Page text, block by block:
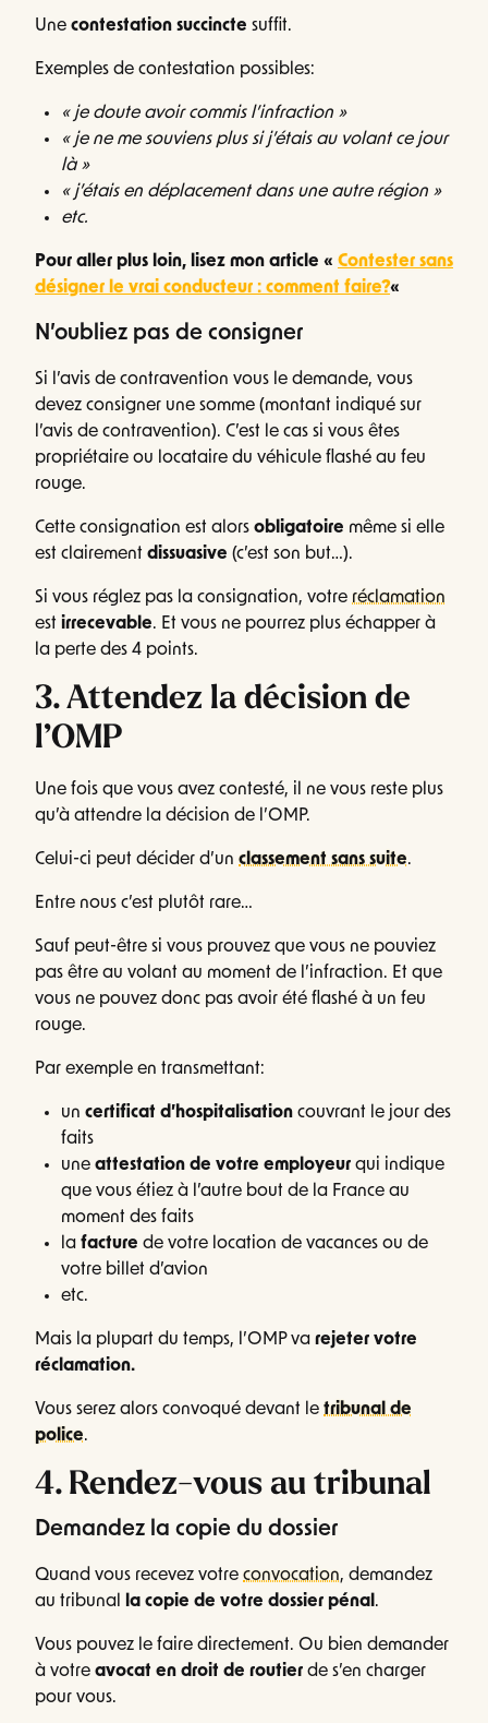
Une contestation succincte suffit.
Exemples de contestation possibles:
« je doute avoir commis l’infraction »
« je ne me souviens plus si j’étais au volant ce jour
là »
« j’étais en déplacement dans une autre région »
etc.
Pour aller plus loin, lisez mon article « Contester sans
désigner le vrai conducteur : comment faire?«
N’oubliez pas de consigner
Si l’avis de contravention vous le demande, vous
devez consigner une somme (montant indiqué sur
l’avis de contravention). C’est le cas si vous êtes
propriétaire ou locataire du véhicule flashé au feu
rouge.
Cette consignation est alors obligatoire même si elle
est clairement dissuasive (c’est son but…).
Si vous réglez pas la consignation, votre réclamation
est irrecevable. Et vous ne pourrez plus échapper à
la perte des 4 points.
3. Attendez la décision de
l’OMP
Une fois que vous avez contesté, il ne vous reste plus
qu’à attendre la décision de l’OMP.
Celui-ci peut décider d’un classement sans suite.
Entre nous c’est plutôt rare…
Sauf peut-être si vous prouvez que vous ne pouviez
pas être au volant au moment de l’infraction. Et que
vous ne pouvez donc pas avoir été flashé à un feu
rouge.
Par exemple en transmettant:
un certificat d’hospitalisation couvrant le jour des
faits
une attestation de votre employeur qui indique
que vous étiez à l’autre bout de la France au
moment des faits
la facture de votre location de vacances ou de
votre billet d’avion
etc.
Mais la plupart du temps, l’OMP va rejeter votre
réclamation.
Vous serez alors convoqué devant le tribunal de
police.
4. Rendez-vous au tribunal
Demandez la copie du dossier
Quand vous recevez votre convocation, demandez
au tribunal
la copie de votre dossier pénal .
Vous pouvez le faire directement. Ou bien demander
à votre avocat en droit de routier de s’en charger
pour vous.